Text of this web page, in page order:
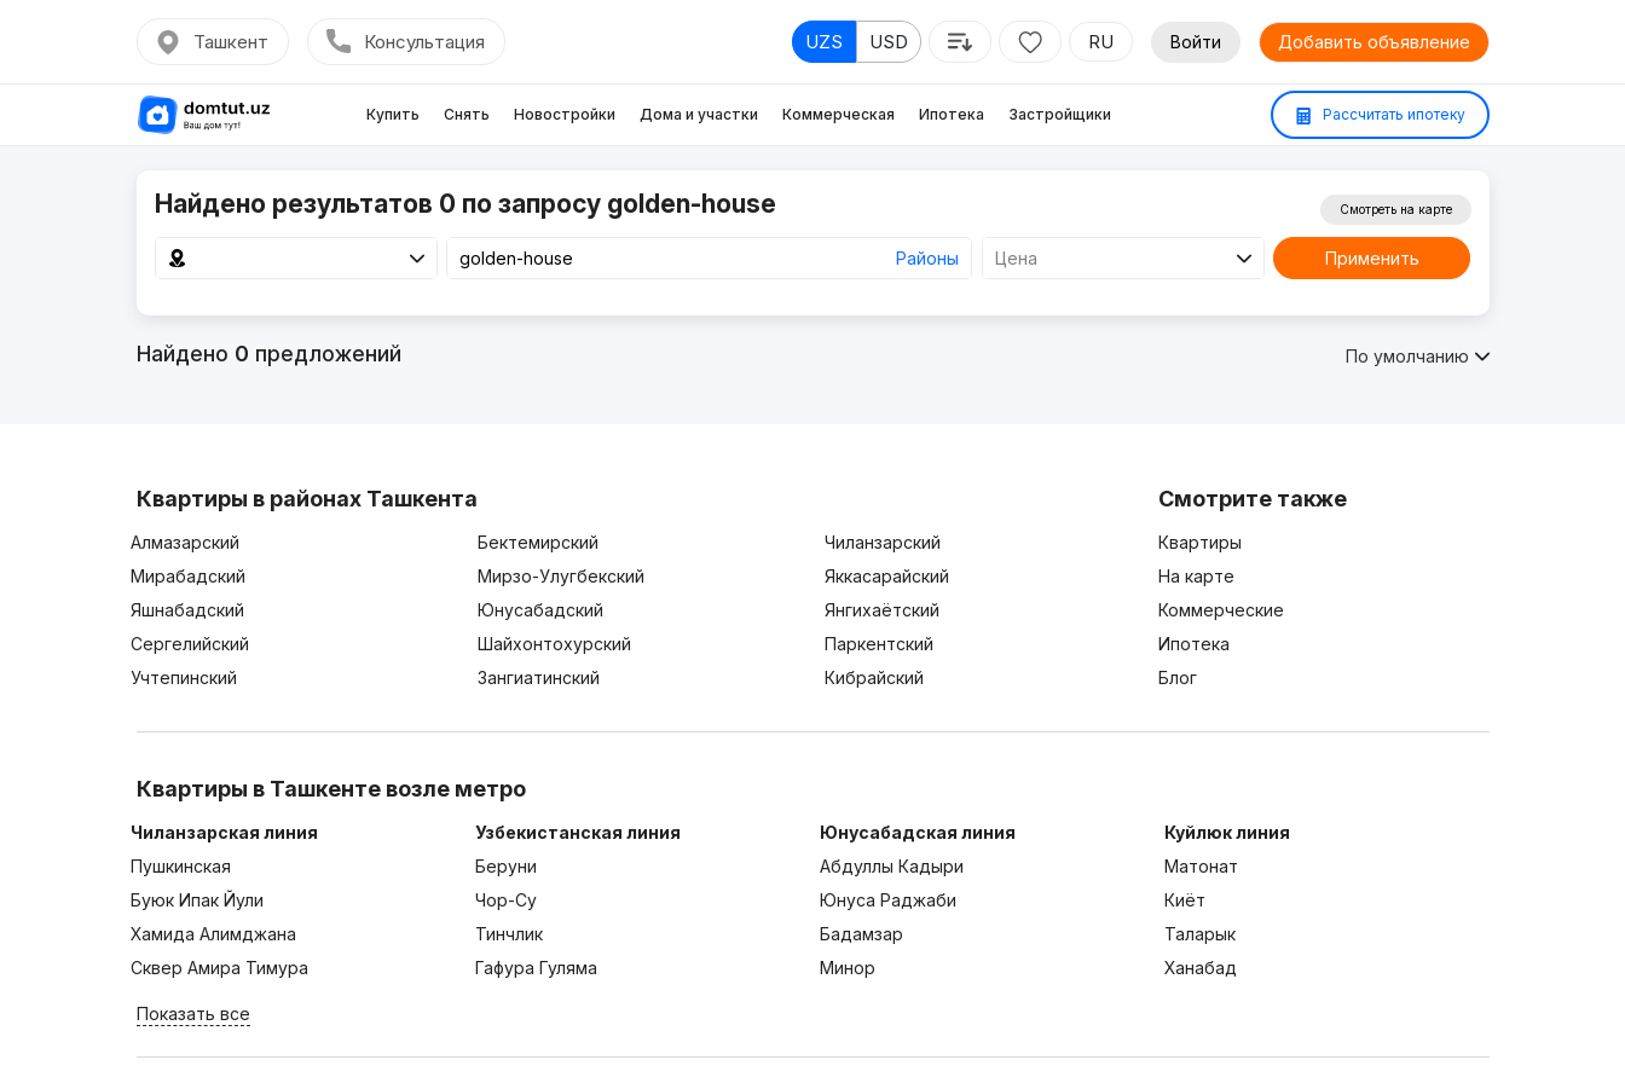
Ташкент Консультация UZS USD RU Войти Добавить объявление
Купить Снять Новостройки Дома и участки Коммерческая Ипотека Застройщики Рассчитать ипотеку
Найдено результатов 0 по запросу golden-house
Районы Цена
Смотреть на карте
Применить
Найдено 0 предложений По умолчанию
Квартиры в районах Ташкента
Алмазарский Бектемирский
Чиланзарский
Мирабадский
Мирзо-Улугбекский
Яккасарайский
Яшнабадский
Юнусабадский
Янгихаётский
Сергелийский
Шайхонтохурский
Паркентский
Учтепинский
Зангиатинский Кибрайский
Смотрите также
Квартиры
На карте
Коммерческие
Ипотека
Блог
Квартиры в Ташкенте возле метро
Чиланзарская линия
Пушкинская
Буюк Ипак Йули
Хамида Алимджана
Сквер Амира Тимура
Узбекистанская линия
Беруни
Чор-Су
Тинчлик
Гафура Гуляма
Юнусабадская линия
Абдуллы Кадыри
Юнуса Раджаби
Бадамзар
Минор
Куйлюк линия
Матонат
Киёт
Таларык
Ханабад
Показать все